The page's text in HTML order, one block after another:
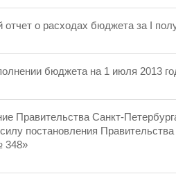
отчет о расходах бюджета за I
бюджета на 1 июля 2013
Правительства Санкт-
постановления
348»